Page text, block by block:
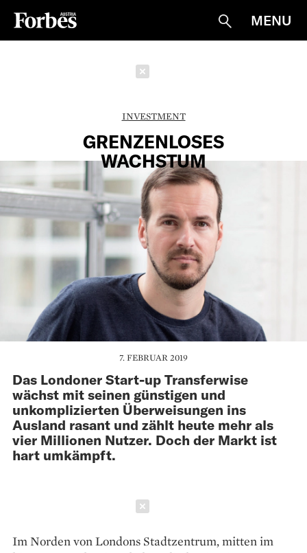
Suche
MENU
INVESTMENT
GRENZENLOSES
WACHSTUM
7. FEBRUAR 2019
Das Londoner Start-up Transferwise
wächst mit seinen günstigen und
unkomplizierten Überweisungen ins
Ausland rasant und zählt heute mehr als
vier Millionen Nutzer. Doch der Markt ist
hart umkämpft.
Im Norden von Londons Stadtzentrum, mitten im